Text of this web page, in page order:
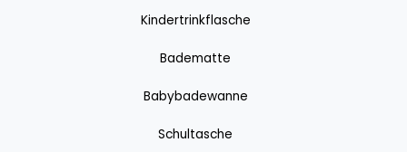
Kindertrinkflasche
Badematte
Babybadewanne
Schultasche